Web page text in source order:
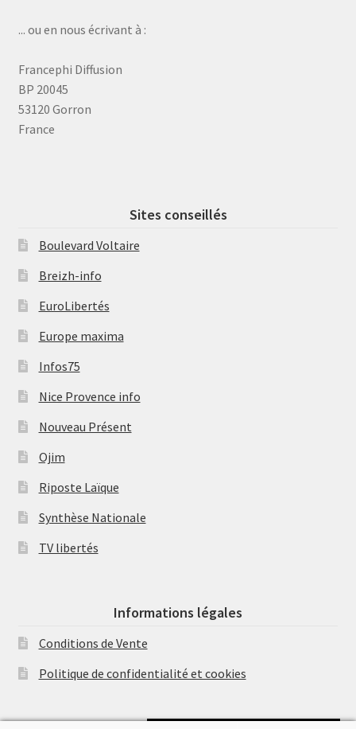
... ou en nous écrivant à :
Francephi Diffusion
BP 20045
53120 Gorron
France
Sites conseillés
Boulevard Voltaire
Breizh-info
EuroLibertés
Europe maxima
Infos75
Nice Provence info
Nouveau Présent
Ojim
Riposte Laïque
Synthèse Nationale
TV libertés
Informations légales
Conditions de Vente
Politique de confidentialité et cookies